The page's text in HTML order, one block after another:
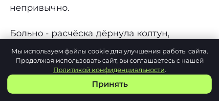
непривычно.
Больно - расчёска дёрнула колтун,
когтерез задел пульпу. У Лари я в первые
месяцы торопился с пуходёркой - задевал
кожу. Не сильно, но ему хватило. До сих
пор вздрагивает, когда достаю пуходёрку.
Мы используем файлы cookie для улучшения работы сайта.
Продолжая использовать сайт, вы соглашаетесь с нашей
Политикой конфиденциальности.
Принять